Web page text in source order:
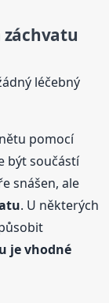
léčebný
pomocí
být součástí
snášen, ale
. U některých
je vhodné